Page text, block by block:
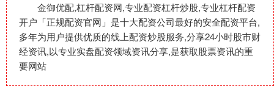
金御优配,杠杆配资网,专业配资杠杆炒股,专业杠杆配资
开户「正规配资官网」是十大配资公司最好的安全配资平台,
多年为用户提供优质的线上配资炒股服务,分享24小时股市财
经资讯,以专业实盘配资领域资讯分享,是获取股票资讯的重
要网站